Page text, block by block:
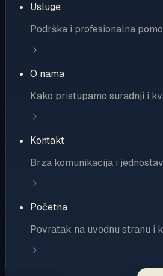
Usluge
Podrška i profesionalna
O nama
Kako pristupamo suradnji i
Kontakt
Brza komunikacija i
Početna
Povratak na uvodnu stranu i